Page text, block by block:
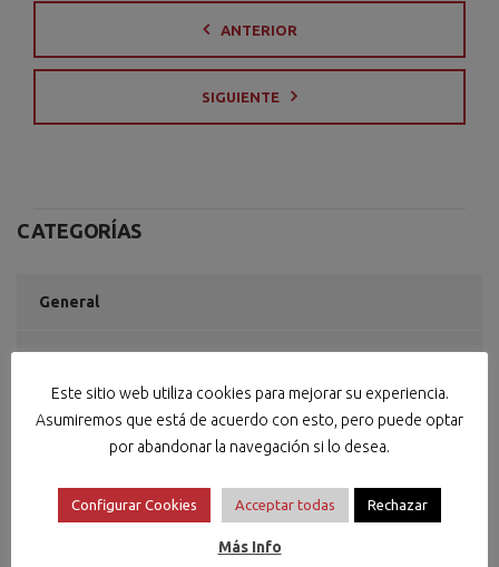
ANTERIOR
SIGUIENTE
CATEGORÍAS
General
Social
Este sitio web utiliza cookies para mejorar su experiencia.
Asumiremos que está de acuerdo con esto, pero puede optar
por abandonar la navegación si lo desea.
Configurar Cookies Acceptar todas Rechazar
Más Info